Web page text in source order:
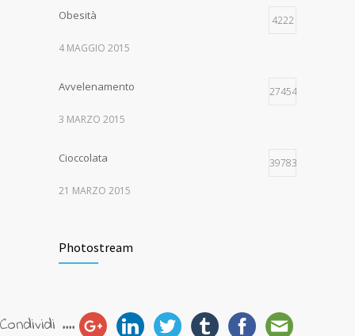
Obesità 4222
4 MAGGIO 2015
Avvelenamento 274543
3 MARZO 2015
Cioccolata 39783
21 MARZO 2015
15 APRILE 2017
pesca
Photostream
Condividi ....